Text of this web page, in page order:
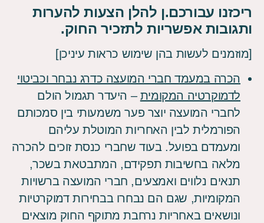
ריכזנו עבורכם.ן להלן הצעות להערות
ותגובות אפשריות לתזכיר החוק.
[מוזמנים לעשות בהן שימוש כראות עיניכן]
הכרה במעמד חברי המועצה כדרג נבחר וכביטוי
לדמוקרטיה המקומית – היעדר תגמול הולם
לחברי המועצה יוצר פער משמעותי בין סמכותם
הפורמלית לבין האחריות המוטלת עליהם
ומעמדם בפועל. בעוד שחברי כנסת זוכים להכרה
מלאה בחשיבות תפקידם, המתבטאת בשכר,
תנאים נלווים ואמצעים, חברי המועצה ברשויות
המקומיות, שגם הם נבחרו בבחירות דמוקרטיות
ונושאים באחריות נרחבת מתוקף החוק מוצאים